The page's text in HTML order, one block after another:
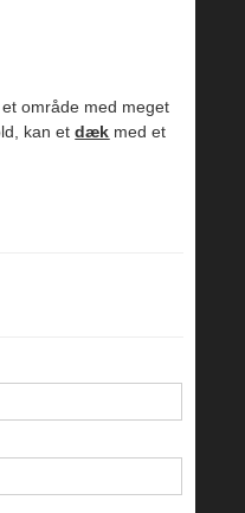
område med meget
kan etdæk med et